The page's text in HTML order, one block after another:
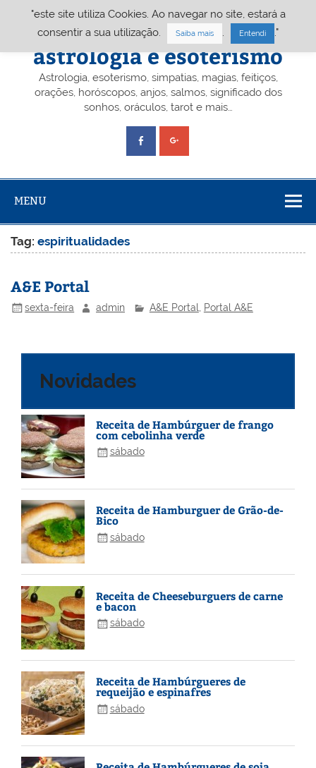
Portal A&E – Portal
astrologia e esoterismo
Astrologia, esoterismo, simpatias, magias, feitiços,
orações, horóscopos, anjos, salmos, significado dos
sonhos, oráculos, tarot e mais…
MENU
Tag:espiritualidades
A&E Portal
sexta-feira admin A&E Portal Portal A&E
Novidades
Receita de Hambúrguer de frango
com cebolinha verde
sábado
Receita de Hamburguer de Grão-de-
Bico
sábado
Receita de Cheeseburguers de carne
e bacon
sábado
Receita de Hambúrgueres de
requeijão e espinafres
sábado
"este site utiliza Cookies. Ao navegar no site, estará a
consentir a sua utilização.
Saiba mais Entendi ."